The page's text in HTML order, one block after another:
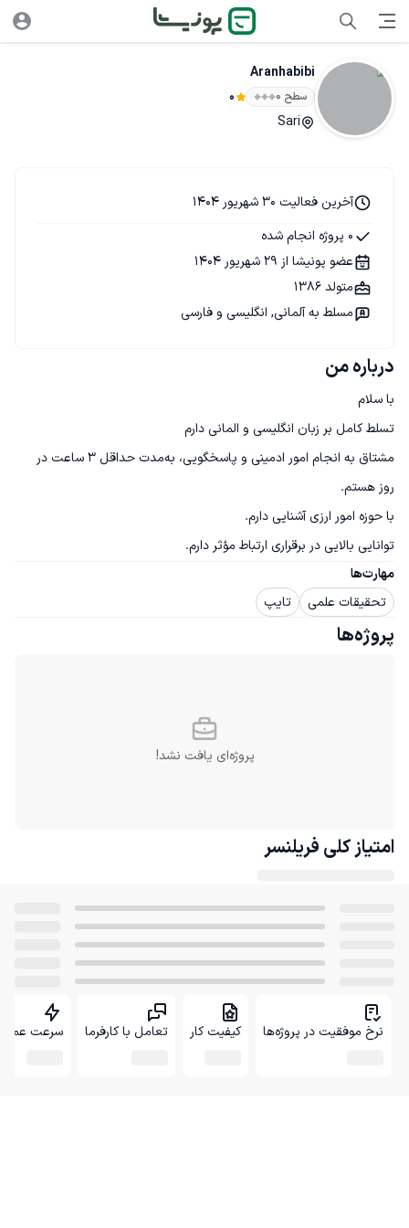
Aranhabibi
سطح ۰ 0
Sari
درباره من
مشتاق به انجام امور ادمینی و پاسخگویی، به‌مدت حداقل ۳ ساعت در
توانایی بالایی در برقراری ارتباط مؤثر دارم.
مهارت‌ها
تحقیقات علمی
تایپ
آخرین فعالیت 30 شهریور 1404
0 پروژه انجام شده
عضو پونیشا از 29 شهریور 1404
متولد 1386
مسلط به آلمانی, انگلیسی و فارسی
پروژه‌ها
پروژه‌ای یافت نشد!
امتیاز کلی فریلنسر
نرخ موفقیت در پروژه‌ها کیفیت کار تعامل با کارفرما سرعت عمل